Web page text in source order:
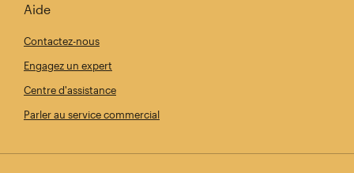
Aide
Contactez-nous
Engagez un expert
Centre d'assistance
Parler au service commercial